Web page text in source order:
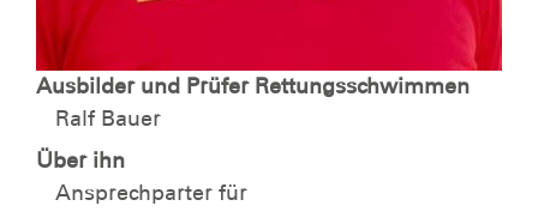
Ausbilder und Prüfer Rettungsschwimmen
Ralf Bauer
Über ihn
Ansprechparter für